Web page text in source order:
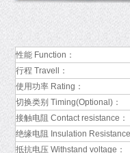
性能 Function：
行程 Travell：
使用功率 Rating：
切换类别 Timing(Optional)：
接触电阻 Contact resistance：
绝缘电阻 Insulation
抵抗电压 Withstand voltage：